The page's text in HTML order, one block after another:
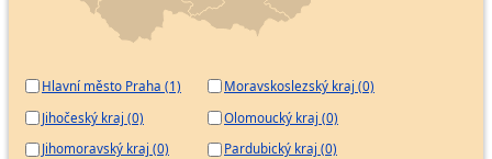
Hlavní město Praha (1)
Jihočeský kraj (0)
Jihomoravský kraj (0)
Moravskoslezský kraj (0)
Olomoucký kraj (0)
Pardubický kraj (0)